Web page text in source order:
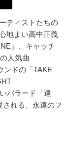
ティストたちの
地よい高中正義
」、キャッチ
人気曲
ンドの「TAKE
バラード「遠
れる、永遠のフ